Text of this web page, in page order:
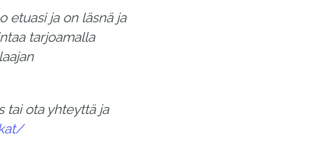
etuasi ja on läsnä ja
tarjoamalla
tai ota yhteyttä ja